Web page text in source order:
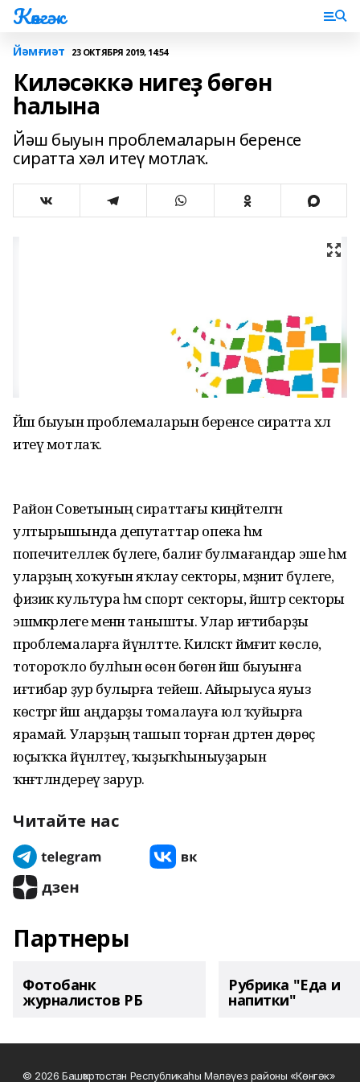
Көнгәк
Йәмғиәт 23 ОКТЯБРЯ 2019, 14:54
Киләсәккә нигеҙ бөгөн
һалына
Йәш быуын проблемаларын беренсе
сиратта хәл итеү мотлаҡ.
Йәш быуын проблемаларын беренсе сиратта хәл
итеү мотлаҡ.
Район Советының сираттағы киңәйтелгән
ултырышында депутаттар опека һәм
попечителлек бүлеге, балиғ булмағандар эше һәм
уларҙың хоҡуғын яҡлау секторы, мәҙәниәт бүлеге,
физик культура һәм спорт секторы, йәштәр секторы
эшмәкәрлеге менән танышты. Улар иғтибарҙы
проблемаларға йүнәлтте. Киләсәктә йәмғиәт көслө,
тотороҡло булһын өсөн бөгөн йәш быуынға
иғтибар ҙур булырға тейеш. Айырыуса яуыз
көстәргә йәш аңдарҙы томалауға юл ҡуйырға
ярамай. Уларҙың ташып торған дәртен дөрөҫ
юҫыҡҡа йүнәлтеү, ҡыҙыҡһыныуҙарын
ҡәнәғәтләндереү зарур.
Читайте нас
Партнеры
Фотобанк
журналистов РБ
Рубрика "Еда и
напитки"
© 2026 Башҡортостан Республикаһы Мәләүез районы «Көнгәк»